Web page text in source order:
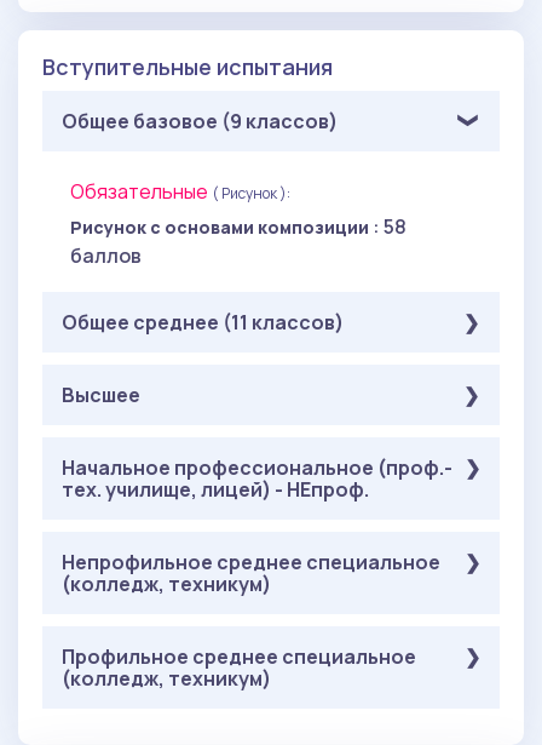
Вступительные испытания
Общее базовое (9 классов)
Обязательные ( Рисунок ):
Рисунок с основами композиции : 58
баллов
Общее среднее (11 классов)
Обязательные
баллов
Высшее
Обязательные( Рисунок ):
Рисунок с основами композиции
Начальное профессиональное (проф.-
тех. училище, лицей) - НЕпроф.
Обязательные ( Рисунок ):
Рисунок с основами композиции
Непрофильное среднее специальное
(колледж, техникум)
Обязательные( Рисунок ):
Рисунок с основами композиции
Профильное среднее специальное
(колледж, техникум)